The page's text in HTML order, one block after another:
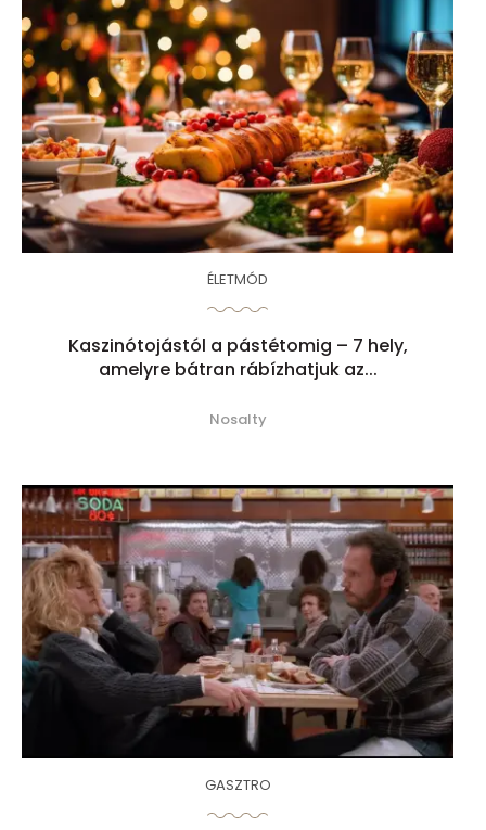
ÉLETMÓD
Kaszinótojástól a pástétomig – 7 hely,
amelyre bátran rábízhatjuk az...
Nosalty
GASZTRO